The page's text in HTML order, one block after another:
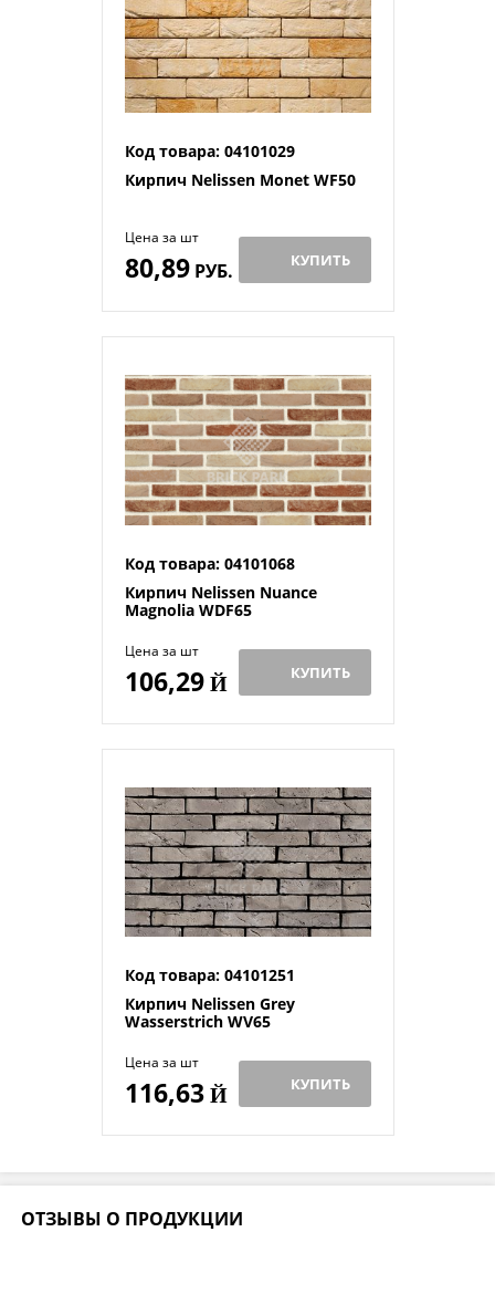
Код товара: 04101029
Кирпич Nelissen Monet WF50
Цена за шт
80,89РУБ. КУПИТЬ
Код товара: 04101068
Кирпич Nelissen Nuance
Magnolia WDF65
Цена за шт
106,29Й КУПИТЬ
Код товара: 04101251
Кирпич Nelissen Grey
Wasserstrich WV65
Цена за шт
116,63Й КУПИТЬ
ОТЗЫВЫ О ПРОДУКЦИИ